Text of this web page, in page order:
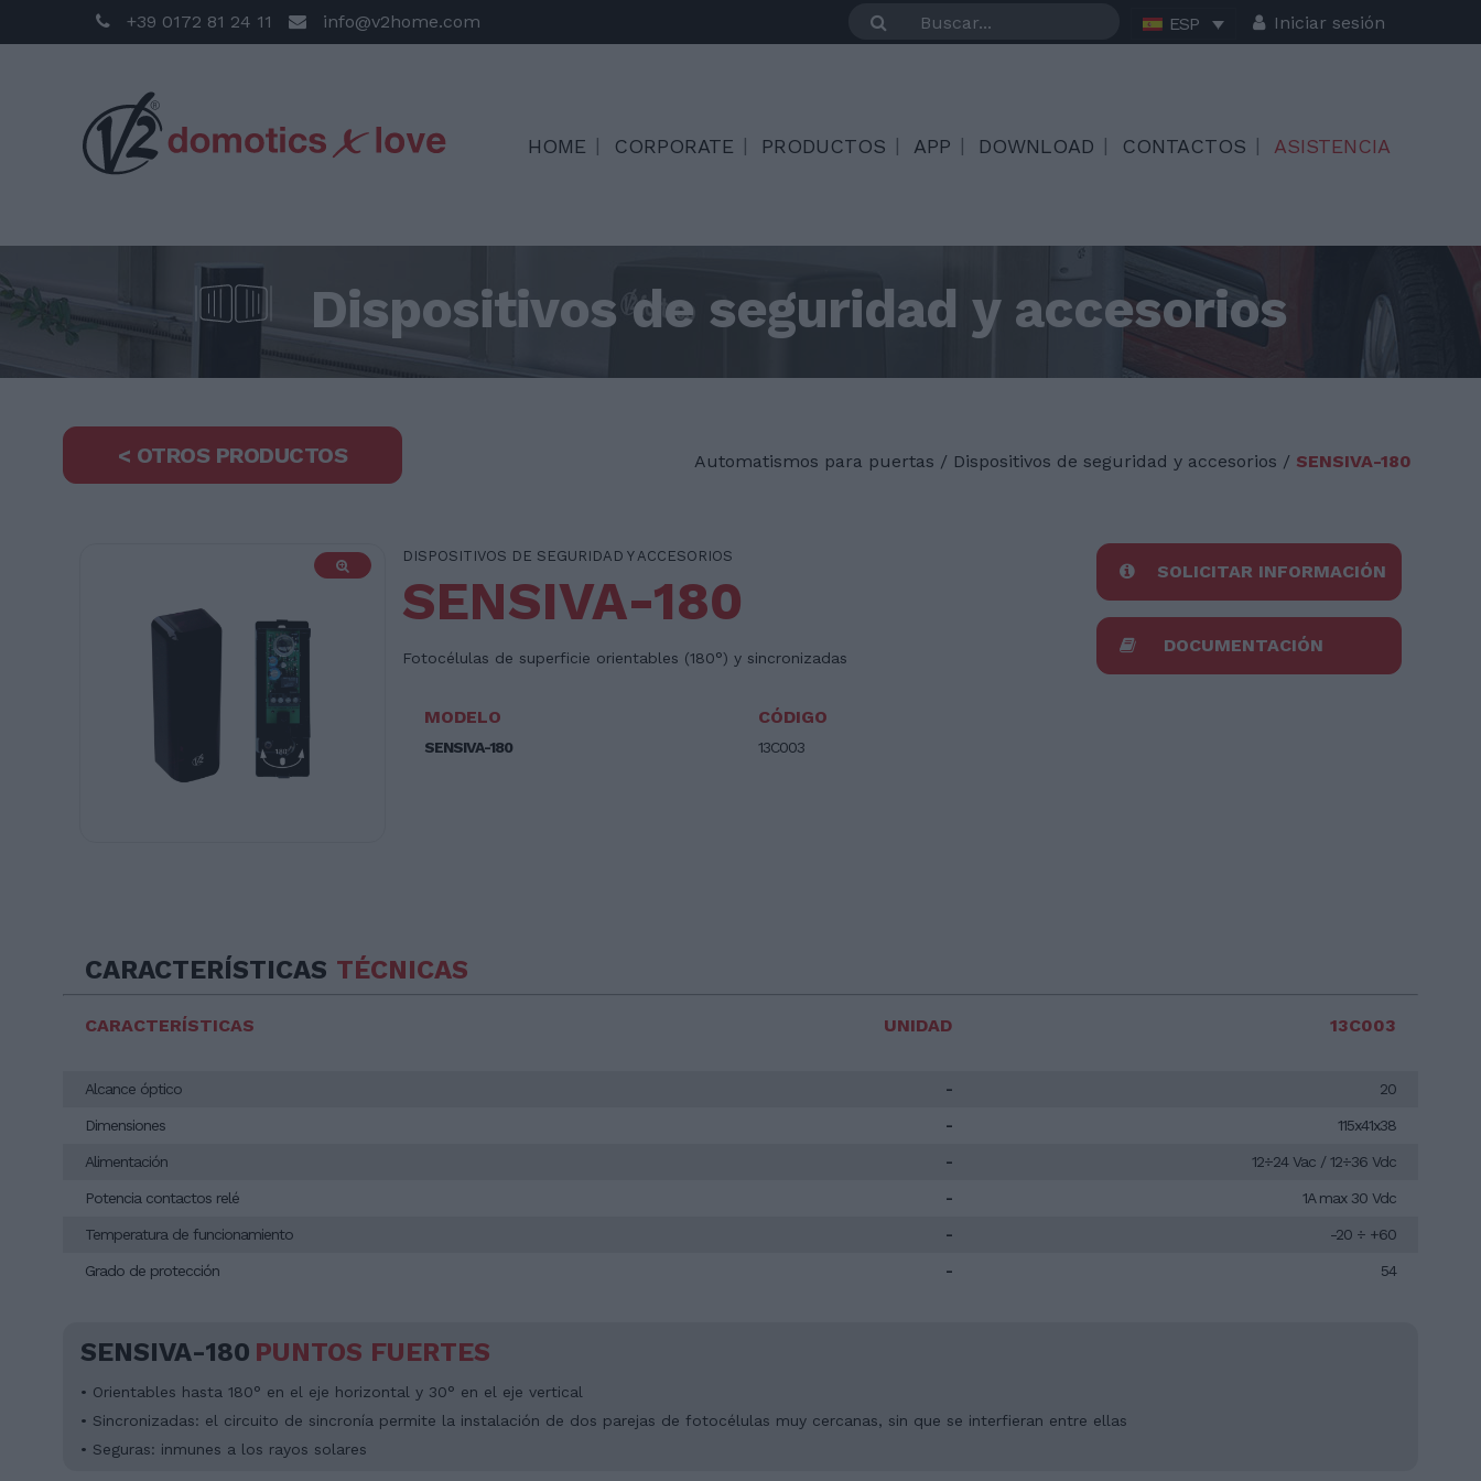
+39 0172 81 24 11 info@v2home.com ESP Iniciar sesión
HOME CORPORATE PRODUCTOS APP DOWNLOAD CONTACTOS ASISTENCIA
Dispositivos de seguridad y accesorios
< OTROS PRODUCTOS Automatismos para puertas / Dispositivos de seguridad y accesorios / SENSIVA-180
DISPOSITIVOS DE SEGURIDAD Y ACCESORIOS
SENSIVA-180
Fotocélulas de superficie orientables (180°) y sincronizadas
MODELO CÓDIGO
SENSIVA-180 13C003
SOLICITAR INFORMACIÓN
DOCUMENTACIÓN
CARACTERÍSTICAS TÉCNICAS
CARACTERÍSTICAS
Alcance óptico
Dimensiones
Alimentación
Potencia contactos relé
Temperatura de funcionamiento
Grado de protección
UNIDAD
-
-
-
-
-
-
13C003
20
115x41x38
12÷24 Vac / 12÷36 Vdc
1A max 30 Vdc
-20 ÷ +60
54
SENSIVA-180 PUNTOS FUERTES
• Orientables hasta 180° en el eje horizontal y 30° en el eje vertical
• Sincronizadas: el circuito de sincronía permite la instalación de dos parejas de fotocélulas muy cercanas, sin que se interfieran entre ellas
• Seguras: inmunes a los rayos solares